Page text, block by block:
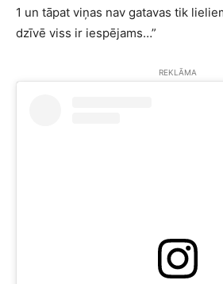
1 un tāpat viņas nav gatavas tik
dzīvē viss ir iespējams…”
REKLĀMA